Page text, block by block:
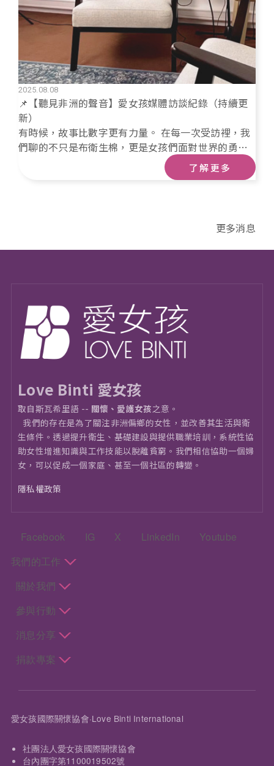
2025.08.08
📌【聽見非洲的聲音】愛女孩媒體訪談紀錄（持續更
新）
有時候，故事比數字更有力量。 在每一次受訪裡，我
們聊的不只是布衛生棉，更是女孩們面對世界的勇
氣。 這裡，收錄了愛女孩曾經被聽見的片刻，或溫
了解更多
更多消息
Love Binti 愛女孩
取自斯瓦希里語 -- 關懷、愛護女孩之意。
我們的存在是為了關注非洲偏鄉的女性，並改善其生活與衛
⽣條件。透過提升衛生、基礎建設與提供職業培訓，系統性協
助女性增進知識與工作技能以脫離貧窮。我們相信協助一個婦
女，可以促成一個家庭、甚至一個社區的轉變。
隱私權政策
頁尾：社群選單
Facebook IG X LinkedIn Youtube
頁尾：主選單
我們的工作
關於我們
參與行動
消息分享
捐款專案
愛女孩國際關懷協會·Love Binti International
社團法人愛女孩國際關懷協會
台內團字第1100019502號